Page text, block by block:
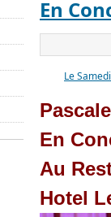
En
Le
En
Au
Hotel